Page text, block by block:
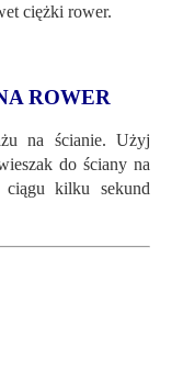
ciężki rower.
ROWER
na ścianie. Użyj
do ściany na
ciągu kilku sekund